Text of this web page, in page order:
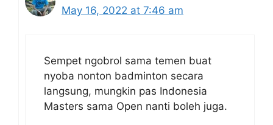
May 16, 2022 at 7:46 am
Sempet ngobrol sama temen buat
nyoba nonton badminton secara
langsung, mungkin pas Indonesia
Masters sama Open nanti boleh juga.